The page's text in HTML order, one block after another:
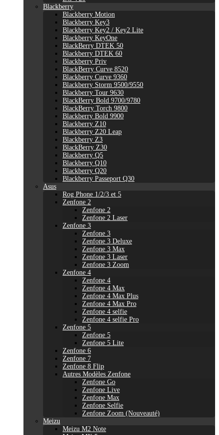
Blackberry
Blackberry Motion
Blackberry Key3
Blackberry Key2 / Key2 Lite
Blackberry KeyOne
BlackBerry DTEK 50
Blackberry DTEK 60
Blackberry Priv
BlackBerry Curve 8520
Blackberry Curve 9360
Blackberry Storm 9500/9550
Blackberry Tour 9630
BlackBerry Bold 9700/9780
BlackBerry Torch 9800
Blackberry Bold 9900
Blackberry Z10
Blackberry Z20 Leap
Blackberry Z3
BlackBerry Z30
Blackberry Q5
Blackberry Q10
Blackberry Q20
Blackberry Passeport Q30
Asus
Rog Phone 1/2/3 et 5
Zenfone 2
Zenfone 2
Zenfone 2 Laser
Zenfone 3
Zenfone 3
Zenfone 3 Deluxe
Zenfone 3 Max
Zenfone 3 Laser
Zenfone 3 Zoom
Zenfone 4
Zenfone 4
Zenfone 4 Max
Zenfone 4 Max Plus
Zenfone 4 Max Pro
Zenfone 4 selfie
Zenfone 4 selfie Pro
Zenfone 5
Zenfone 5
Zenfone 5 Lite
Zenfone 6
Zenfone 7
Zenfone 8 Flip
Autres Modèles Zenfone
Zenfone Go
Zenfone Live
Zenfone Max
Zenfone Selfie
Zenfone Zoom (Nouveauté)
Meizu
Meizu M2 Note